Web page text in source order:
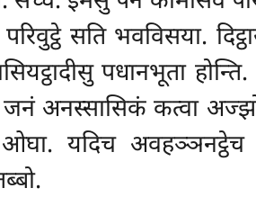
सति भवविसया.
पधानभूता
जनं अनस्सासिकं कत्वा
यदिच अवहञ्ञनट्ठेच